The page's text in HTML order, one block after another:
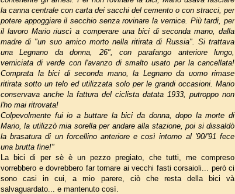
la canna centrale con carta dei sacchi del cemento o con stracci, per
potere appoggiare il secchio senza rovinare la vernice. Più tardi, per
il lavoro Mario riuscì a comperare una bici di seconda mano, dalla
madre di "un suo amico morto nella ritirata di Russia". Si trattava
una Legnano da donna, 26", con parafango anteriore lungo,
verniciata di verde con l'avanzo di smalto usato per la cancellata!
Comprata la bici di seconda mano, la Legnano da uomo rimase
ritirata sotto un telo ed utilizzata solo per le grandi occasioni. Mario
conservava anche la fattura del ciclista datata 1933, putroppo non
l'ho mai ritrovata!
Colpevolmente fui io a buttare la bici da donna, dopo la morte di
Mario, la utilizzò mia sorella per andare alla stazione, poi si dissaldò
la brasatura di un forcellino anteriore e così intorno al '90/'91 fece
una brutta fine!"
La bici di per sè è un pezzo pregiato, che tutti, me compreso
vorrebbero e dovrebbero far tornare ai vecchi fasti corsaioli... però ci
sono casi in cui, a mio parere, ciò che resta della bici và
salvaguardato... e mantenuto così.